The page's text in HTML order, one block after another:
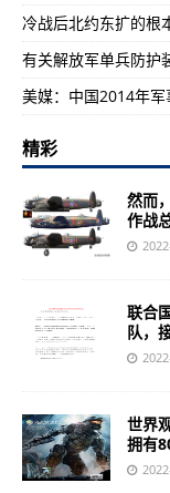
冷战后北约东扩的根
有关解放军单兵防护
美媒：中国2014年军
精彩
然而
作战
联合
队，
世界
拥有